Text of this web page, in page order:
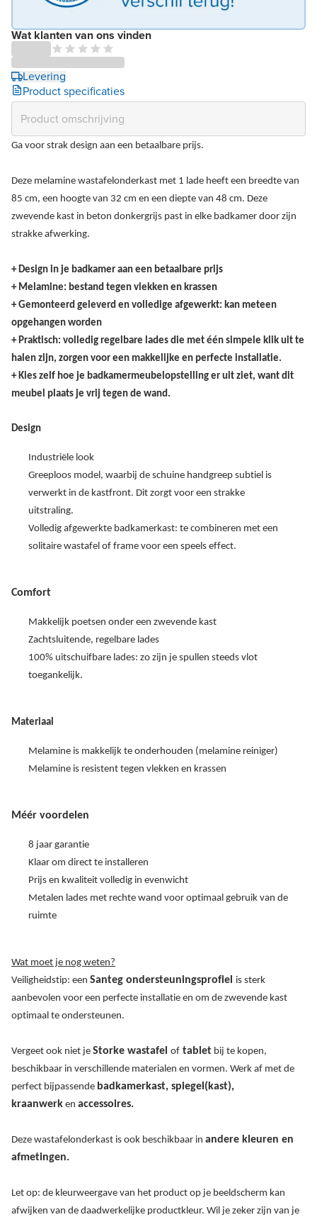
Wat klanten van ons vinden
Levering
Product specificaties
Ga voor strak design aan een betaalbare prijs.
Deze melamine wastafelonderkast met 1 lade heeft een breedte van
85 cm, een hoogte van 32 cm en een diepte van 48 cm. Deze
zwevende kast in beton donkergrijs past in elke badkamer door zijn
strakke afwerking.
+ Design in je badkamer aan een betaalbare prijs
+ Melamine: bestand tegen vlekken en krassen
+ Gemonteerd geleverd en volledige afgewerkt: kan meteen
opgehangen worden
+ Praktisch: volledig regelbare lades die met één simpele klik uit te
halen zijn, zorgen voor een makkelijke en perfecte installatie.
+ Kies zelf hoe je badkamermeubelopstelling er uit ziet, want dit
meubel plaats je vrij tegen de wand.
Design
Industriële look
Greeploos model, waarbij de schuine handgreep subtiel is
verwerkt in de kastfront. Dit zorgt voor een strakke
uitstraling.
Volledig afgewerkte badkamerkast: te combineren met een
solitaire wastafel of frame voor een speels effect.
Comfort
Makkelijk poetsen onder een zwevende kast
Zachtsluitende, regelbare lades
100% uitschuifbare lades: zo zijn je spullen steeds vlot
toegankelijk.
Materiaal
Melamine is makkelijk te onderhouden (melamine reiniger)
Melamine is resistent tegen vlekken en krassen
Méér voordelen
8 jaar garantie
Klaar om direct te installeren
Prijs en kwaliteit volledig in evenwicht
Metalen lades met rechte wand voor optimaal gebruik van de
ruimte
Wat moet je nog weten?
Veiligheidstip: een Santeg ondersteuningsprofiel is sterk
aanbevolen voor een perfecte installatie en om de zwevende kast
optimaal te ondersteunen.
Vergeet ook niet je Storke wastafel of tablet bij te kopen,
beschikbaar in verschillende materialen en vormen. Werk af met de
perfect bijpassende badkamerkast, spiegel(kast),
kraanwerk en accessoires.
Deze wastafelonderkast is ook beschikbaar in andere kleuren en
afmetingen.
Let op: de kleurweergave van het product op je beeldscherm kan
afwijken van de daadwerkelijke productkleur. Wil je zeker zijn van je